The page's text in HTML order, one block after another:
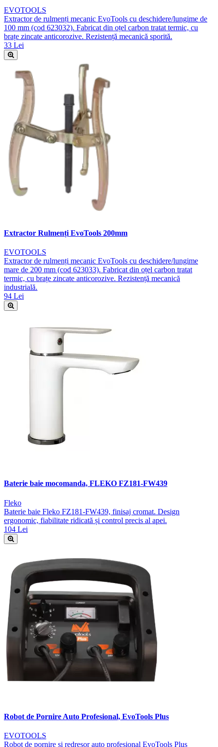
EVOTOOLS
Extractor de rulmenți mecanic EvoTools cu deschidere/lungime de
100 mm (cod 623032). Fabricat din oțel carbon tratat termic, cu
brațe zincate anticorozive. Rezistență mecanică sporită.
33 Lei
Extractor Rulmenți EvoTools 200mm
EVOTOOLS
Extractor de rulmenți mecanic EvoTools cu deschidere/lungime
mare de 200 mm (cod 623033). Fabricat din oțel carbon tratat
termic, cu brațe zincate anticorozive. Rezistență mecanică
industrială.
94 Lei
Baterie baie mocomanda, FLEKO FZ181-FW439
Fleko
Baterie baie Fleko FZ181-FW439, finisaj cromat. Design
ergonomic, fiabilitate ridicată și control precis al apei.
104 Lei
Robot de Pornire Auto Profesional, EvoTools Plus
EVOTOOLS
Robot de pornire și redresor auto profesional EvoTools Plus